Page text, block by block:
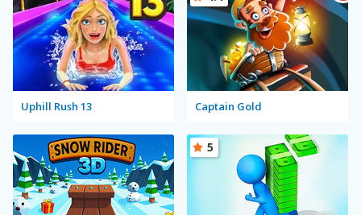
Uphill Rush 13 Captain Gold
5